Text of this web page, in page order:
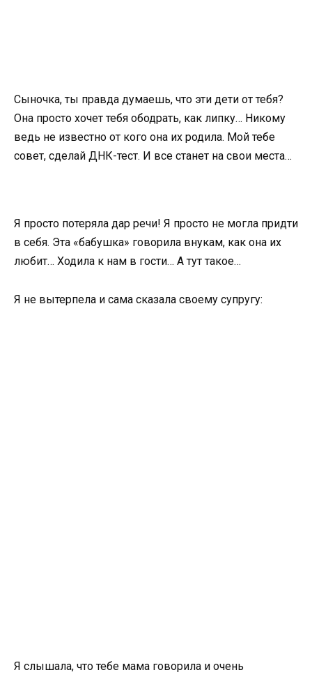
Сыночка, ты правда думаешь, что эти дети от тебя?
Она просто хочет тебя ободрать, как липку… Никому
ведь не известно от кого она их родила. Мой тебе
совет, сделай ДНК-тест. И все станет на свои места…
Я просто потеряла дар речи! Я просто не могла придти
в себя. Эта «бабушка» говорила внукам, как она их
любит… Ходила к нам в гости… А тут такое…
Я не вытерпела и сама сказала своему супругу:
Я слышала, что тебе мама говорила и очень